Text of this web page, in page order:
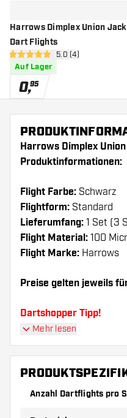
Harrows Dimplex Union
Dart Flights
5 Bewertungssterne
5.0 (4)
Auf Lager
0,95
Harrows Dimplex
Produktinformationen:
Flight Farbe: Schwarz
Flightform: Standard
Lieferumfang: 1 Set (3
Flight Material: 100
Flight Marke: Harrows
Preise gelten jeweils
Dartshopper Tipp!
Sorgen Sie für
abnutzen oder
Mehr lesen
Anzahl Dartflights pro